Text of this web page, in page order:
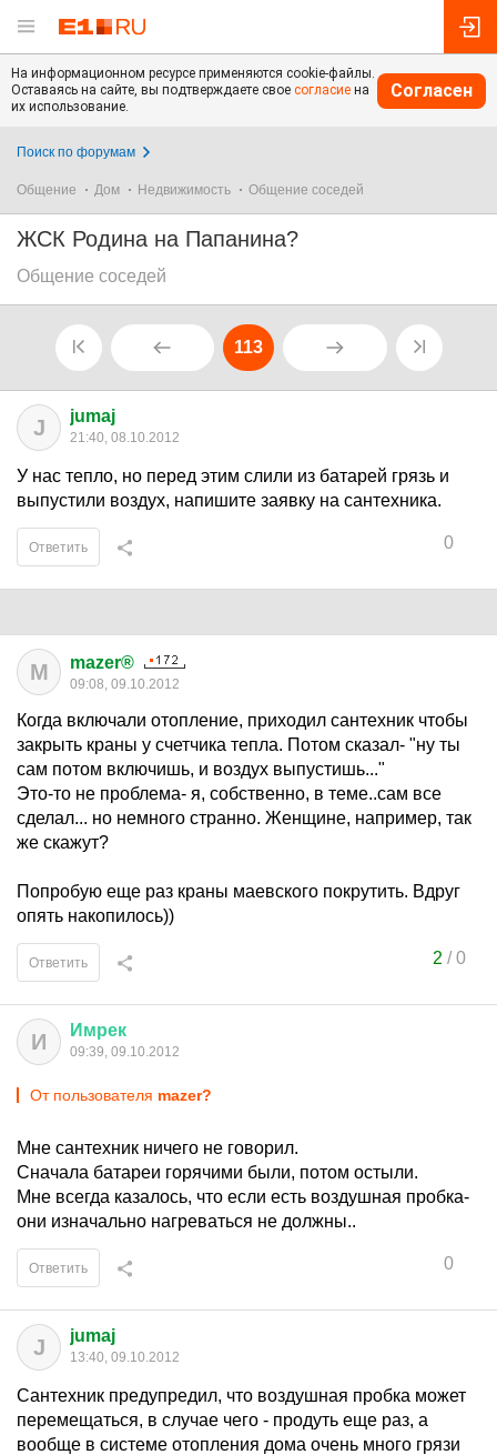
На информационном ресурсе применяются cookie-файлы.
Оставаясь на сайте, вы подтверждаете свое согласие на
их использование.
Согласен
Поиск по форумам
Общение Дом Недвижимость Общение соседей
ЖСК Родина на Папанина?
Общение соседей
113
J jumaj
21:40, 08.10.2012
У нас тепло, но перед этим слили из батарей грязь и
выпустили воздух, напишите заявку на сантехника.
0
Ответить
M mazer®
09:08, 09.10.2012
Когда включали отопление, приходил сантехник чтобы
закрыть краны у счетчика тепла. Потом сказал- "ну ты
сам потом включишь, и воздух выпустишь..."
Это-то не проблема- я, собственно, в теме..сам все
сделал... но немного странно. Женщине, например, так
же скажут?
Попробую еще раз краны маевского покрутить. Вдруг
опять накопилось))
2 /0
Ответить
И Имрек
09:39, 09.10.2012
От пользователя mazer?
Мне сантехник ничего не говорил.
Сначала батареи горячими были, потом остыли.
Мне всегда казалось, что если есть воздушная пробка-
они изначально нагреваться не должны..
0
Ответить
J jumaj
13:40, 09.10.2012
Сантехник предупредил, что воздушная пробка может
перемещаться, в случае чего - продуть еще раз, а
вообще в системе отопления дома очень много грязи